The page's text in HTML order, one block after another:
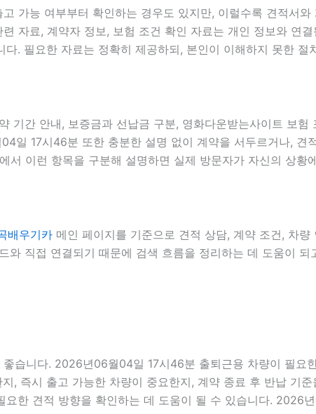
가능 여부부터 확인하는 경우도 있지만, 이럴수록 견적서
자료, 계약자 정보, 보험 조건 확인 자료는 개인 정보와 연
. 필요한 자료는 정확히 제공하되, 본인이 이해하지 못한 절
간 안내, 보증금과 선납금 구분, 영화다운받는사이트 보험
17시46분 또한 충분한 설명 없이 계약을 서두르거나, 견
이런 항목을 구분해 설명하면 실제 방문자가 자신의 상황
배우기카 메인 페이지를 기준으로 견적 상담, 계약 조건, 차
직접 연결되기 때문에 검색 흐름을 정리하는 데 도움이 되
습니다. 2026년06월04일 17시46분 출퇴근용 차량이 필요
, 즉시 출고 가능한 차량이 중요한지, 계약 종료 후 반납 기
한 견적 방향을 확인하는 데 도움이 될 수 있습니다. 2026